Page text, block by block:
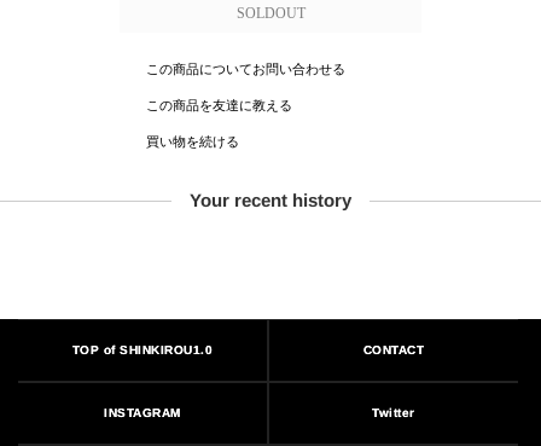
この商品についてお問い合わせる
この商品を友達に教える
買い物を続ける
Your recent history
TOP of SHINKIROU1.0 CONTACT
INSTAGRAM Twitter